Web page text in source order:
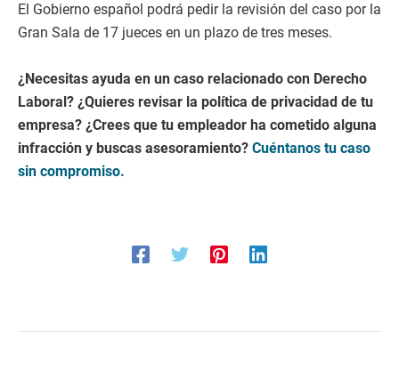
El Gobierno español podrá pedir la revisión del caso por la
Gran Sala de 17 jueces en un plazo de tres meses.
¿Necesitas ayuda en un caso relacionado con Derecho
Laboral? ¿Quieres revisar la política de privacidad de tu
empresa? ¿Crees que tu empleador ha cometido alguna
infracción y buscas asesoramiento? Cuéntanos tu caso
sin compromiso.